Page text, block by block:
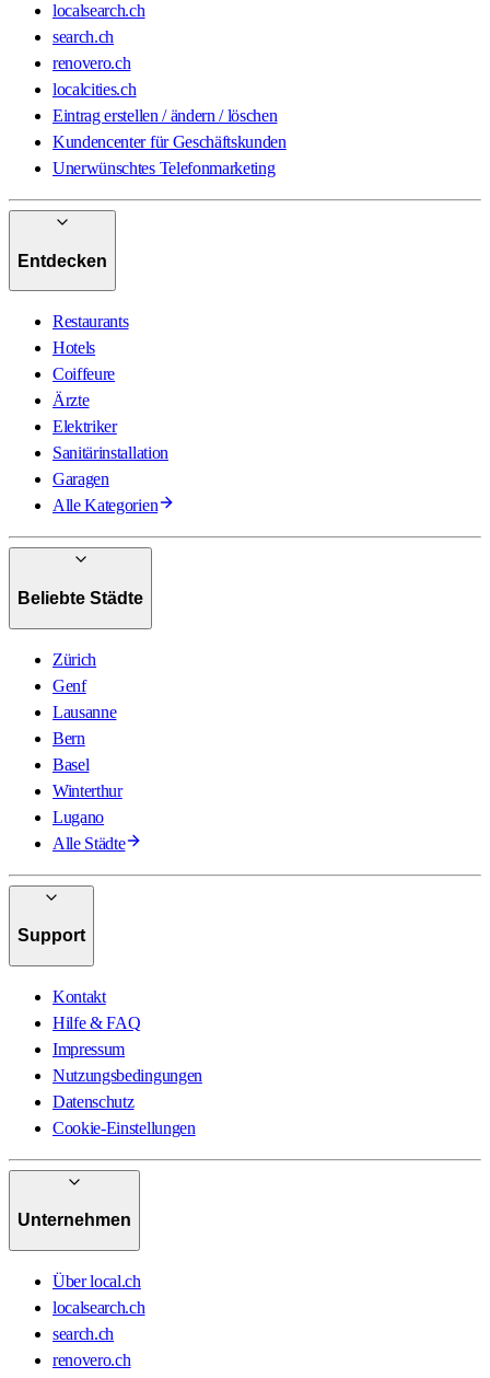
localsearch.ch
search.ch
renovero.ch
localcities.ch
Eintrag erstellen / ändern / löschen
Kundencenter für Geschäftskunden
Unerwünschtes Telefonmarketing
Entdecken
Restaurants
Hotels
Coiffeure
Ärzte
Elektriker
Sanitärinstallation
Garagen
Alle Kategorien
Beliebte Städte
Zürich
Genf
Lausanne
Bern
Basel
Winterthur
Lugano
Alle Städte
Support
Kontakt
Hilfe & FAQ
Impressum
Nutzungsbedingungen
Datenschutz
Cookie-Einstellungen
Unternehmen
Über local.ch
localsearch.ch
search.ch
renovero.ch